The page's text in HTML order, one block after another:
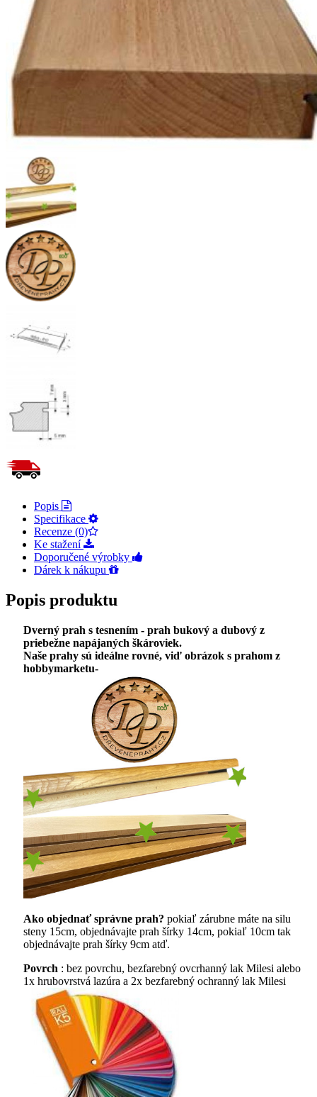
Popis
Specifikace
Recenze (0)
Ke stažení
Doporučené výrobky
Dárek k nákupu
Popis produktu
Dverný prah s tesnením - prah bukový a dubový z
priebežne napájaných škároviek.
Naše prahy sú ideálne rovné, viď obrázok s prahom z
hobbymarketu-
Ako objednať správne prah? pokiaľ zárubne máte na silu
steny 15cm, objednávajte prah šírky 14cm, pokiaľ 10cm tak
objednávajte prah šírky 9cm atď.
Povrch : bez povrchu, bezfarebný ovcrhanný lak Milesi alebo
1x hrubovrstvá lazúra a 2x bezfarebný ochranný lak Milesi